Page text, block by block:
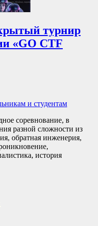
турнир
«GO CTF
и студентам
соревнование, в
разной сложности из
обратная инженерия,
история